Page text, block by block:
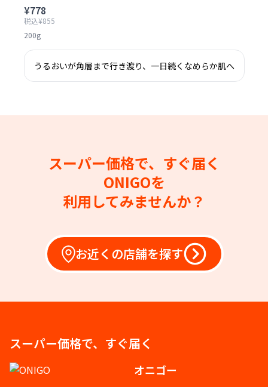
¥778
税込¥855
200g
うるおいが角層まで行き渡り、一日続くなめらか肌へ
スーパー価格で、すぐ届く
ONIGOを
利用してみませんか？
お近くの店舗を探す
スーパー価格で、すぐ届く
オニゴー